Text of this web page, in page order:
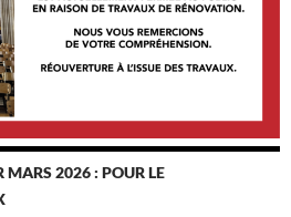
MARS 2026 : POUR LE